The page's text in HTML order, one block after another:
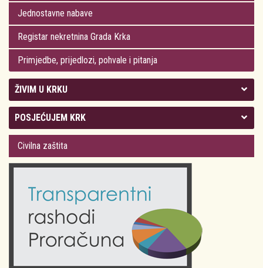
Jednostavne nabave
Registar nekretnina Grada Krka
Primjedbe, prijedlozi, pohvale i pitanja
ŽIVIM U KRKU
Kolegij gradonačelnika
Gradsko vijeće
Odluke Grada Krka (Službene novine PGŽ)
Obrazovanje
POSJEĆUJEM KRK
Plan Grada Krka
Krk 360° VR panorama
Krk uživo
Fotogalerije
Kalendar događanja
Civilna zaštita